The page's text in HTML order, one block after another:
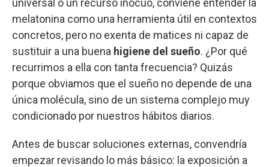
melatonina como una herramienta útil en contextos
concretos, pero no exenta de matices ni capaz de
sustituir a una buena higiene del sueño. ¿Por qué
recurrimos a ella con tanta frecuencia? Quizás
porque obviamos que el sueño no depende de una
única molécula, sino de un sistema complejo muy
condicionado por nuestros hábitos diarios.
Antes de buscar soluciones externas, convendría
empezar revisando lo más básico: la exposición a